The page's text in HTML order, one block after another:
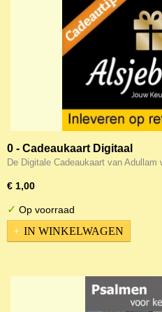
0 - Cadeaukaart Digitaal
De Digitale Cadeaukaart van
€ 1,00
✓ Op voorraad
IN WINKELWAGEN